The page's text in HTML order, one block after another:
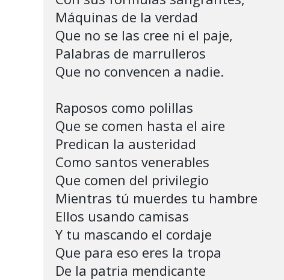
Máquinas de la verdad
Que no se las cree ni el paje,
Palabras de marrulleros
Que no convencen a nadie.
Raposos como polillas
Que se comen hasta el aire
Predican la austeridad
Como santos venerables
Que comen del privilegio
Mientras tú muerdes tu hambre
Ellos usando camisas
Y tu mascando el cordaje
Que para eso eres la tropa
De la patria mendicante